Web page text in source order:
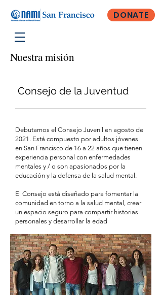
DONATE
Nuestra misión
Consejo de la Juventud
Debutamos el Consejo Juvenil en agosto de
2021. Está compuesto por adultos jóvenes
en San Francisco de 16 a 22 años que tienen
experiencia personal con enfermedades
mentales y / o son apasionados por la
educación y la defensa de la salud mental.
El Consejo está diseñado para fomentar la
comunidad en torno a la salud mental, crear
un espacio seguro para compartir historias
personales y desarrollar la edad